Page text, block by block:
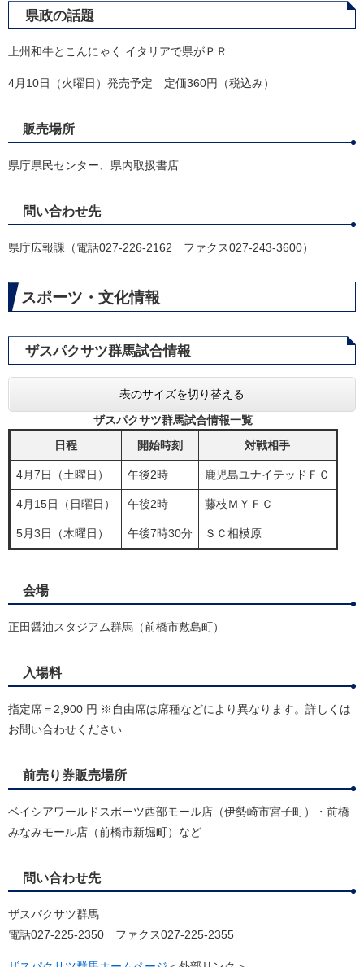
県政の話題
上州和牛とこんにゃく イタリアで県がＰＲ
4月10日（火曜日）発売予定 定価360円（税込み）
販売場所
県庁県民センター、県内取扱書店
問い合わせ先
県庁広報課（電話027-226-2162 ファクス027-243-3600）
スポーツ・文化情報
ザスパクサツ群馬試合情報
表のサイズを切り替える
ザスパクサツ群馬試合情報一覧
日程
開始時刻 対戦相手
4月7日（土曜日） 午後2時 鹿児島ユナイテッドＦＣ
4月15日（日曜日） 午後2時 藤枝ＭＹＦＣ
5月3日（木曜日） 午後7時30分 ＳＣ相模原
会場
正田醤油スタジアム群馬（前橋市敷島町）
入場料
指定席＝2,900 円 ※自由席は席種などにより異なります。詳しくは
お問い合わせください
前売り券販売場所
ベイシアワールドスポーツ西部モール店（伊勢崎市宮子町）・前橋
みなみモール店（前橋市新堀町）など
問い合わせ先
ザスパクサツ群馬
電話027-225-2350 ファクス027-225-2355